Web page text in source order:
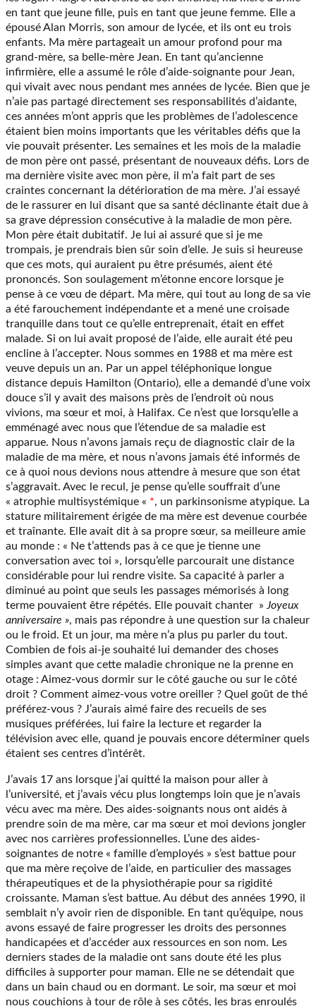
en tant que jeune fille, puis en tant que jeune femme. Elle a
épousé Alan Morris, son amour de lycée, et ils ont eu trois
enfants. Ma mère partageait un amour profond pour ma
grand-mère, sa belle-mère Jean. En tant qu’ancienne
infirmière, elle a assumé le rôle d’aide-soignante pour Jean,
qui vivait avec nous pendant mes années de lycée. Bien que je
n’aie pas partagé directement ses responsabilités d’aidante,
ces années m’ont appris que les problèmes de l’adolescence
étaient bien moins importants que les véritables défis que la
vie pouvait présenter. Les semaines et les mois de la maladie
de mon père ont passé, présentant de nouveaux défis. Lors de
ma dernière visite avec mon père, il m’a fait part de ses
craintes concernant la détérioration de ma mère. J’ai essayé
de le rassurer en lui disant que sa santé déclinante était due à
sa grave dépression consécutive à la maladie de mon père.
Mon père était dubitatif. Je lui ai assuré que si je me
trompais, je prendrais bien sûr soin d’elle. Je suis si heureuse
que ces mots, qui auraient pu être présumés, aient été
prononcés. Son soulagement m’étonne encore lorsque je
pense à ce vœu de départ. Ma mère, qui tout au long de sa vie
a été farouchement indépendante et a mené une croisade
tranquille dans tout ce qu’elle entreprenait, était en effet
malade. Si on lui avait proposé de l’aide, elle aurait été peu
encline à l’accepter. Nous sommes en 1988 et ma mère est
veuve depuis un an. Par un appel téléphonique longue
distance depuis Hamilton (Ontario), elle a demandé d’une voix
douce s’il y avait des maisons près de l’endroit où nous
vivions, ma sœur et moi, à Halifax. Ce n’est que lorsqu’elle a
emménagé avec nous que l’étendue de sa maladie est
apparue. Nous n’avons jamais reçu de diagnostic clair de la
maladie de ma mère, et nous n’avons jamais été informés de
ce à quoi nous devions nous attendre à mesure que son état
s’aggravait. Avec le recul, je pense qu’elle souffrait d’une
« atrophie multisystémique « *, un parkinsonisme atypique. La
stature militairement érigée de ma mère est devenue courbée
et traînante. Elle avait dit à sa propre sœur, sa meilleure amie
au monde : « Ne t’attends pas à ce que je tienne une
conversation avec toi », lorsqu’elle parcourait une distance
considérable pour lui rendre visite. Sa capacité à parler a
diminué au point que seuls les passages mémorisés à long
terme pouvaient être répétés. Elle pouvait chanter » Joyeux
anniversaire », mais pas répondre à une question sur la chaleur
ou le froid. Et un jour, ma mère n’a plus pu parler du tout.
Combien de fois ai-je souhaité lui demander des choses
simples avant que cette maladie chronique ne la prenne en
otage : Aimez-vous dormir sur le côté gauche ou sur le côté
droit ? Comment aimez-vous votre oreiller ? Quel goût de thé
préférez-vous ? J’aurais aimé faire des recueils de ses
musiques préférées, lui faire la lecture et regarder la
télévision avec elle, quand je pouvais encore déterminer quels
étaient ses centres d’intérêt.
J’avais 17 ans lorsque j’ai quitté la maison pour aller à
l’université, et j’avais vécu plus longtemps loin que je n’avais
vécu avec ma mère. Des aides-soignants nous ont aidés à
prendre soin de ma mère, car ma sœur et moi devions jongler
avec nos carrières professionnelles. L’une des aides-
soignantes de notre « famille d’employés » s’est battue pour
que ma mère reçoive de l’aide, en particulier des massages
thérapeutiques et de la physiothérapie pour sa rigidité
croissante. Maman s’est battue. Au début des années 1990, il
semblait n’y avoir rien de disponible. En tant qu’équipe, nous
avons essayé de faire progresser les droits des personnes
handicapées et d’accéder aux ressources en son nom. Les
derniers stades de la maladie ont sans doute été les plus
difficiles à supporter pour maman. Elle ne se détendait que
dans un bain chaud ou en dormant. Le soir, ma sœur et moi
nous couchions à tour de rôle à ses côtés, les bras enroulés